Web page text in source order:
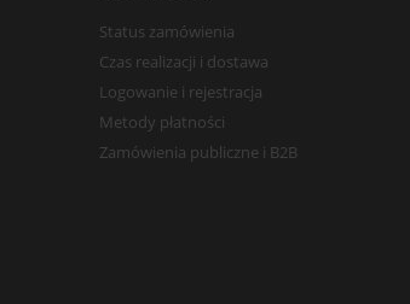
Status zamówienia
Czas realizacji i dostawa
Logowanie i rejestracja
Metody płatności
Zamówienia publiczne i B2B